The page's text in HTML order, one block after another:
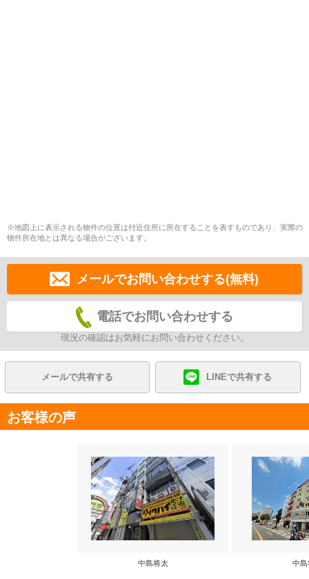
※地図上に表示される物件の位置は付近住所に所在することを表すものであり、実際の
物件所在地とは異なる場合がございます。
メールでお問い合わせする(無料)
電話でお問い合わせする
現況の確認はお気軽にお問い合わせください。
メールで共有する LINEで共有する
お客様の声
中島将太 中島